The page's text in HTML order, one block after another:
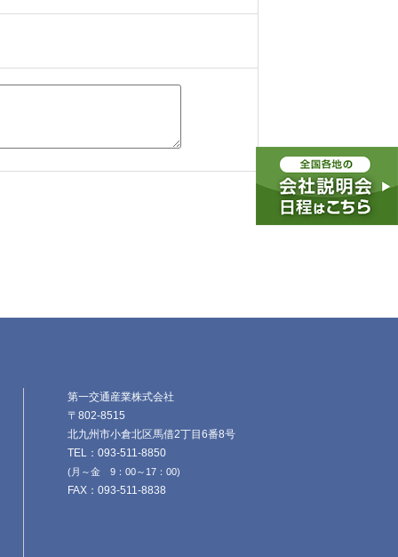
第一交通産業株式会社
〒802-8515
北九州市小倉北区馬借2丁目6番8号
TEL：093-511-8850
(月～金 9：00～17：00)
FAX：093-511-8838